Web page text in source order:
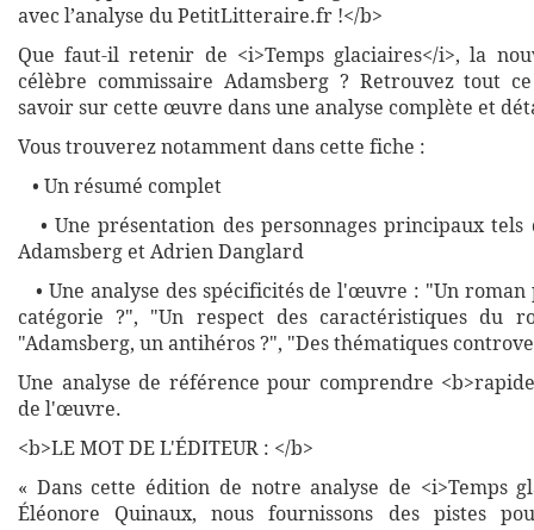
avec l’analyse du PetitLitteraire.fr !</b>
Que faut-il retenir de <i>Temps glaciaires</i>, la
célèbre commissaire Adamsberg ? Retrouvez tout
savoir sur cette œuvre dans une analyse complète et
Vous trouverez notamment dans cette fiche :
• Un résumé complet
• Une présentation des personnages principaux tels
Adamsberg et Adrien Danglard
• Une analyse des spécificités de l'œuvre : "Un
catégorie ?", "Un respect des caractéristiques du
"Adamsberg, un antihéros ?", "Des thématiques
Une analyse de référence pour comprendre
de l'œuvre.
<b>LE MOT DE L'ÉDITEUR : </b>
« Dans cette édition de notre analyse de <i>Temps
Éléonore Quinaux, nous fournissons des pistes